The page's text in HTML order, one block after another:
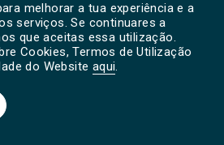
melhorar a tua experiência e a
serviços. Se continuares a
que aceitas essa utilização.
Cookies, Termos de Utilização
do Website aqui.
PAN 2026